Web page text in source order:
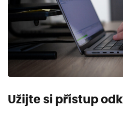
Užijte si přístup